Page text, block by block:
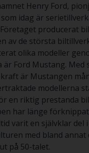
Henry Ford,
idag är
producerat
av de största
olika modeller
är Ford Mustang. Med
är Mustangen
modellerna
en riktig prestanda
har länge
varit en självklar del
med bland annat
på 50-talet.